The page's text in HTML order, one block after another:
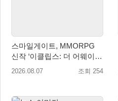
스마일게이트, MMORPG
신작 ‘이클립스: 더 어웨이크
닝’ 9월 10일 론칭!
2026.08.07 조회 254